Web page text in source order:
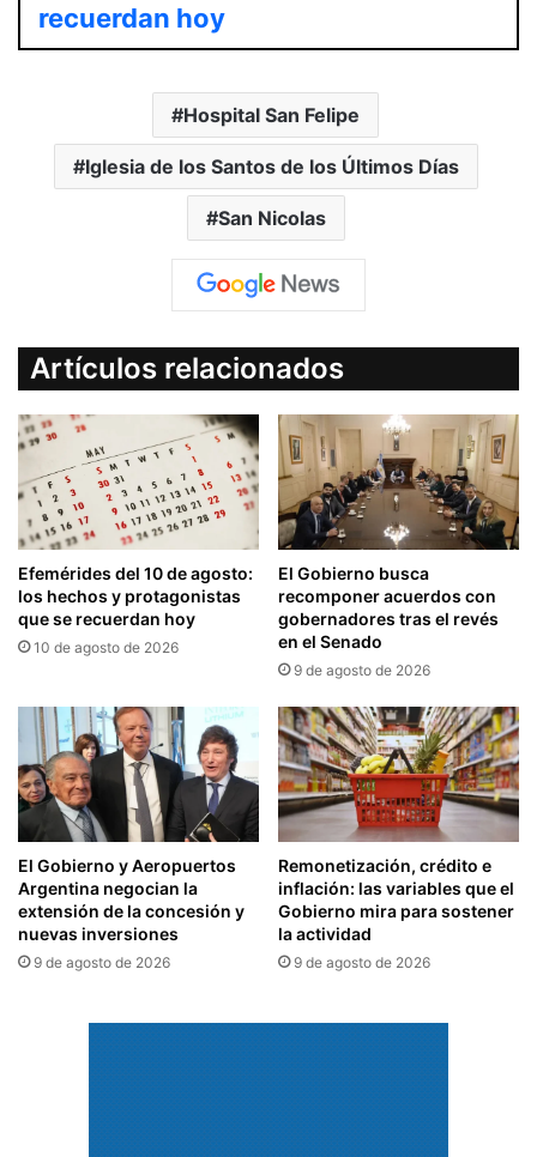
recuerdan hoy
Hospital San Felipe
Iglesia de los Santos de los Últimos Días
San Nicolas
Artículos relacionados
Efemérides del 10 de agosto:
los hechos y protagonistas
que se recuerdan hoy
10 de agosto de 2026
El Gobierno busca
recomponer acuerdos con
gobernadores tras el revés
en el Senado
9 de agosto de 2026
El Gobierno y Aeropuertos
Argentina negocian la
extensión de la concesión y
nuevas inversiones
9 de agosto de 2026
Remonetización, crédito e
inflación: las variables que el
Gobierno mira para sostener
la actividad
9 de agosto de 2026